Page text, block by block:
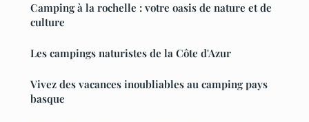
Camping à la rochelle : votre oasis de nature et de
culture
Les campings naturistes de la Côte d'Azur
Vivez des vacances inoubliables au camping pays
basque